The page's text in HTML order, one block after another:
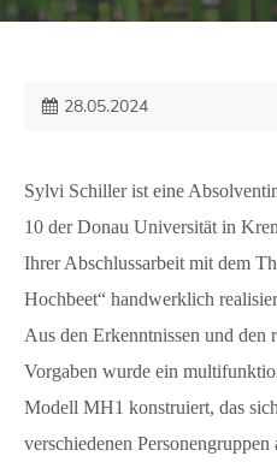
28.05.2024
Sylvi Schiller ist eine
10 der Donau Universität in
Ihrer Abschlussarbeit mit dem
Hochbeet“ handwerklich
Aus den Erkenntnissen und den
Vorgaben wurde ein
Modell MH1 konstruiert, das
verschiedenen